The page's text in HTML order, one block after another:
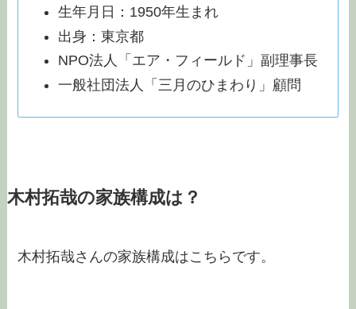
生年月日：1950年生まれ
出身：東京都
NPO法人「エア・フィールド」副理事長
一般社団法人「三月のひまわり」顧問
木村拓哉の家族構成は？
木村拓哉さんの家族構成はこちらです。